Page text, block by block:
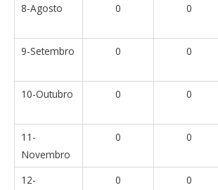
8-Agosto 0 0
9-Setembro 0 0
10-Outubro 0 0
11-
Novembro
0 0
12-
0 0